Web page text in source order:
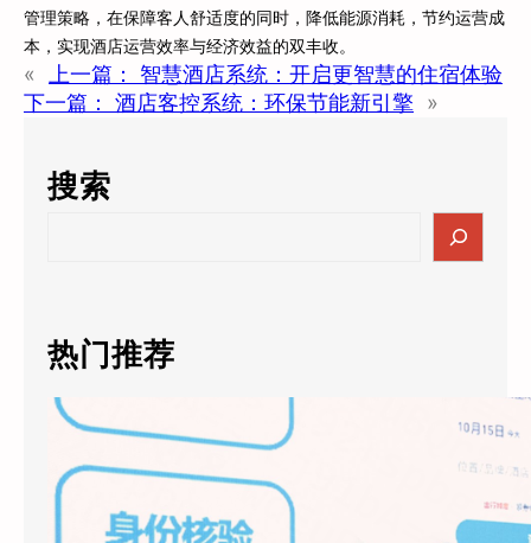
管理策略，在保障客人舒适度的同时，降低能源消耗，节约运营成
本，实现酒店运营效率与经济效益的双丰收。
« 上一篇：
智慧酒店系统：开启更智慧的住宿体验
下一篇：
酒店客控系统：环保节能新引擎 »
搜索
c
h
热门推荐